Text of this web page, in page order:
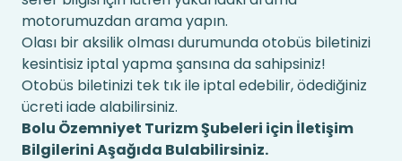
motorumuzdan arama yapın.
Olası bir aksilik olması durumunda otobüs biletinizi
kesintisiz iptal yapma şansına da sahipsiniz!
Otobüs biletinizi tek tık ile iptal edebilir, ödediğiniz
ücreti iade alabilirsiniz.
Bolu Özemniyet Turizm Şubeleri için İletişim
Bilgilerini Aşağıda Bulabilirsiniz.